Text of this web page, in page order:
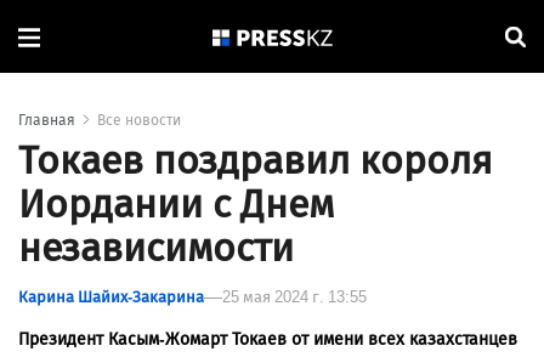
Главная Все новости
Токаев поздравил короля
Иордании с Днем
независимости
Карина Шайих-Закарина 25 мая 2024 г. 13:55
Президент Касым-Жомарт Токаев от имени всех казахстанцев